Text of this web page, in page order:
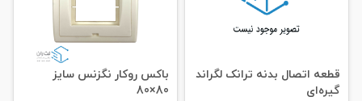
قطعه اتصال بدنه ترانک لگراند
گیره‌ای
باکس روکار نگزنس سایز
80×80